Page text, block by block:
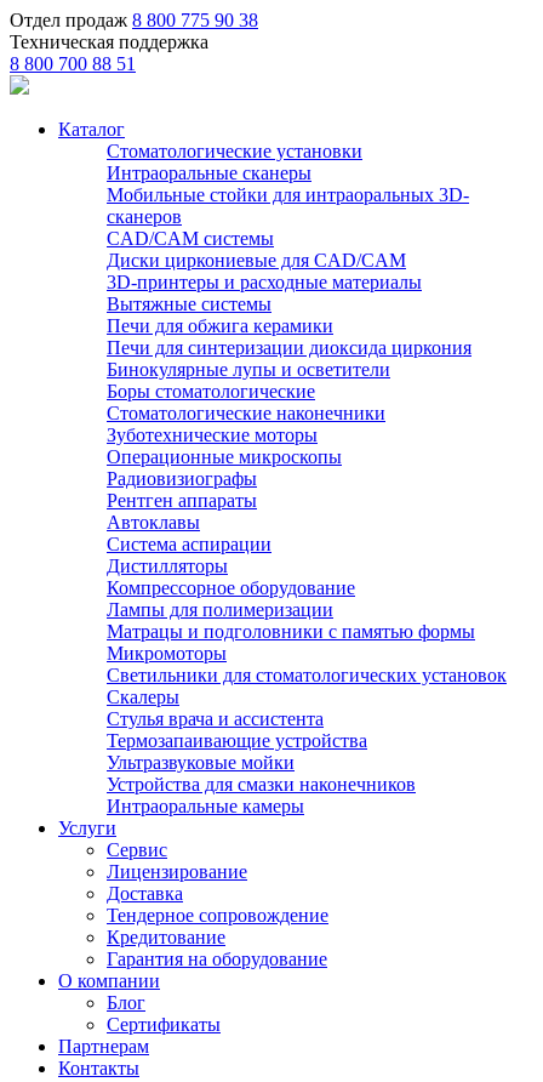
Отдел продаж 8 800 775 90 38
Техническая поддержка
8 800 700 88 51
Каталог
Стоматологические установки
Интраоральные сканеры
Мобильные стойки для интраоральных 3D-
сканеров
CAD/CAM системы
Диски циркониевые для CAD/CAM
3D-принтеры и расходные материалы
Вытяжные системы
Печи для обжига керамики
Печи для синтеризации диоксида циркония
Бинокулярные лупы и осветители
Боры стоматологические
Стоматологические наконечники
Зуботехнические моторы
Операционные микроскопы
Радиовизиографы
Рентген аппараты
Автоклавы
Система аспирации
Дистилляторы
Компрессорное оборудование
Лампы для полимеризации
Матрацы и подголовники с памятью формы
Микромоторы
Светильники для стоматологических установок
Скалеры
Стулья врача и ассистента
Термозапаивающие устройства
Ультразвуковые мойки
Устройства для смазки наконечников
Интраоральные камеры
Услуги
Сервис
Лицензирование
Доставка
Тендерное сопровождение
Кредитование
Гарантия на оборудование
О компании
Блог
Сертификаты
Партнерам
Контакты